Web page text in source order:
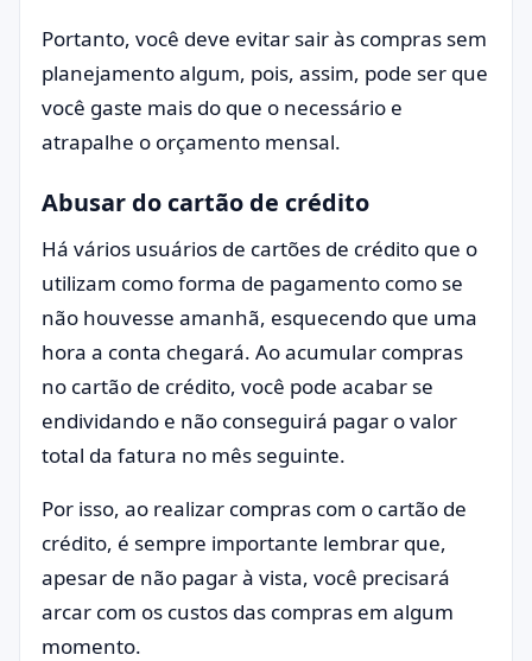
Portanto, você deve evitar sair às compras sem
planejamento algum, pois, assim, pode ser que
você gaste mais do que o necessário e
atrapalhe o orçamento mensal.
Abusar do cartão de crédito
Há vários usuários de cartões de crédito que o
utilizam como forma de pagamento como se
não houvesse amanhã, esquecendo que uma
hora a conta chegará. Ao acumular compras
no cartão de crédito, você pode acabar se
endividando e não conseguirá pagar o valor
total da fatura no mês seguinte.
Por isso, ao realizar compras com o cartão de
crédito, é sempre importante lembrar que,
apesar de não pagar à vista, você precisará
arcar com os custos das compras em algum
momento.